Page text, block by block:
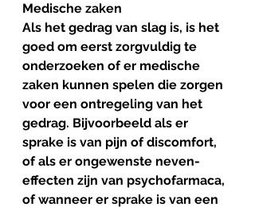
Medische zaken
Als het gedrag van slag is, is het
goed om eerst zorgvuldig te
onderzoeken of er medische
zaken kunnen spelen die zorgen
voor een ontregeling van het
gedrag. Bijvoorbeeld als er
sprake is van pijn of discomfort,
of als er ongewenste neven-
effecten zijn van psychofarmaca,
of wanneer er sprake is van een